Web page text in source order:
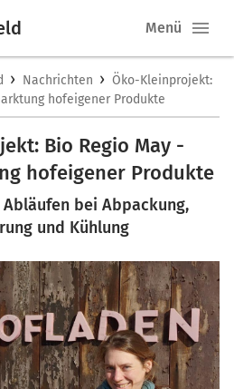
Menü
› Nachrichten › Öko-Kleinprojekt:
hofeigener Produkte
Bio Regio May -
hofeigener Produkte
bei Abpackung,
und Kühlung